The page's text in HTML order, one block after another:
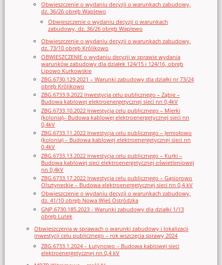
Obwieszczenie o wydaniu decyzji o warunkach zabudowy,
dz. 36/26 obręb Waplewo
Obwieszczenie o wydaniu decyzji o warunkach
zabudowy, dz. 36/26 obręb Waplewo
Obwieszczenie o wydaniu decyzji o warunkach zabudowy,
dz. 73/10 obręb Królikowo
OBWIESZCZENIE o wydaniu decyzji w sprawie wydania
warunków zabudowy dla działek 124/15 i 124/16, obręb
Lipowo Kurkowskie
ZBG.6730.129.2021 – Warunki zabudowy dla działki nr 73/24
obręb Królikowo
ZBG.6733.9.2022 Inwestycja celu publicznego – Ząbie –
Budowa kablowej elektroenergetycznej sieci nn 0,4kV
ZBG.6733.10.2022 Inwestycja celu publicznego – Mierki
(kolonia)– Budowa kablowej elektroenergetycznej sieci nn
0,4kV
ZBG.6733.11.2022 Inwestycja celu publicznego – Jemiołowo
(kolonia) – Budowa kablowej elektroenergetycznej sieci nn
0,4kV
ZBG.6733.13.2022 Inwestycja celu publicznego – Kurki –
Budowa kablowej sieci elektroenergetycznej oświetleniowej
nn 0,4kV
ZBG.6733.17.2022 Inwestycja celu publicznego – Gąsiorowo
Olsztyneckie – Budowa elektroenergetycznej sieci nn 0,4 kV
Obwieszczenie o wydaniu decyzji o warunkach zabudowy,
dz. 41/10 obręb Nowa Wieś Ostródzka
GNP.6730.185.2023 - Warunki zabudowy dla działki 1/13
obręb Lutek
Obwieszczenia w sprawach o warunki zabudowy i lokalizacji
inwestycji celu publicznego – rok wszczęcia sprawy 2024
ZBG.6733.1.2024 – Łutynowo – Budowa kablowej sieci
elektroenergetycznej nn 0,4 kV